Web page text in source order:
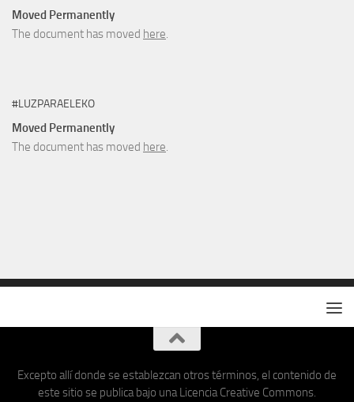
Moved Permanently
The document has moved here.
#LUZPARAELEKO
Moved Permanently
The document has moved here.
Excepto allí donde se establezcan otros términos, el contenido de
este sitio se publica bajo una Licencia Creative Commons.